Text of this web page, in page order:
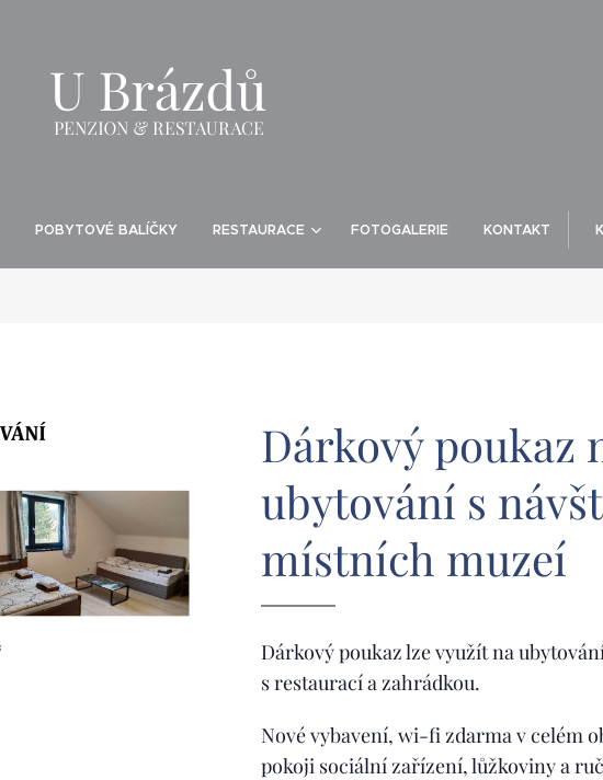
POBYTOVÉ BALÍČKY RESTAURACE FOTOGALERIE KONTAKT
Dárkový poukaz
ubytování s
místních muzeí
Dárkový poukaz lze využít na
s restaurací a zahrádkou.
Nové vybavení, wi-fi zdarma v celém
pokoji sociální zařízení, lůžkoviny a